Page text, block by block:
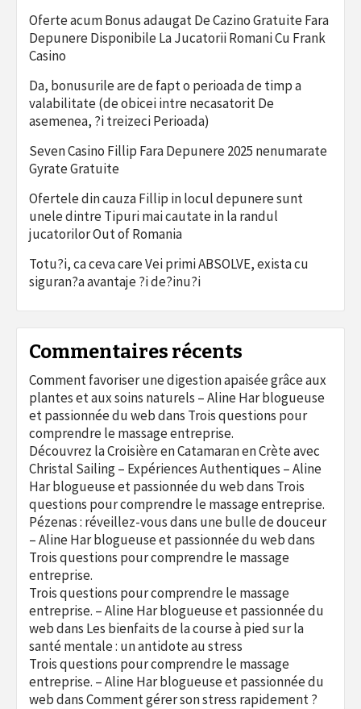
Oferte acum Bonus adaugat De Cazino Gratuite Fara
Depunere Disponibile La Jucatorii Romani Cu Frank
Casino
Da, bonusurile are de fapt o perioada de timp a
valabilitate (de obicei intre necasatorit De
asemenea, ?i treizeci Perioada)
Seven Casino Fillip Fara Depunere 2025 nenumarate
Gyrate Gratuite
Ofertele din cauza Fillip in locul depunere sunt
unele dintre Tipuri mai cautate in la randul
jucatorilor Out of Romania
Totu?i, ca ceva care Vei primi ABSOLVE, exista cu
siguran?a avantaje ?i de?inu?i
Commentaires récents
Comment favoriser une digestion apaisée grâce aux
plantes et aux soins naturels – Aline Har blogueuse
et passionnée du webdans Trois questions pour
comprendre le massage entreprise.
Découvrez la Croisière en Catamaran en Crète avec
Christal Sailing – Expériences Authentiques – Aline
Har blogueuse et passionnée du webdans Trois
questions pour comprendre le massage entreprise.
Pézenas : réveillez-vous dans une bulle de douceur
– Aline Har blogueuse et passionnée du webdans
Trois questions pour comprendre le massage
entreprise.
Trois questions pour comprendre le massage
entreprise. – Aline Har blogueuse et passionnée du
webdans Les bienfaits de la course à pied sur la
santé mentale : un antidote au stress
Trois questions pour comprendre le massage
entreprise. – Aline Har blogueuse et passionnée du
webdansComment gérer son stress rapidement ?